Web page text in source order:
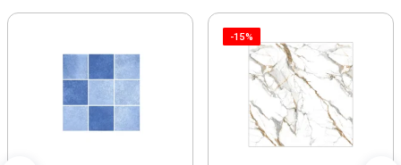
-15%